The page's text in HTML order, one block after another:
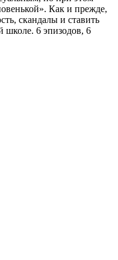
Как и прежде,
скандалы и ставить
школе. 6 эпизодов, 6